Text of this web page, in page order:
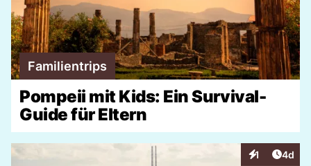
Familientrips
Pompeii mit Kids: Ein Survival-
Guide für Eltern
1
Interaktionen
4d